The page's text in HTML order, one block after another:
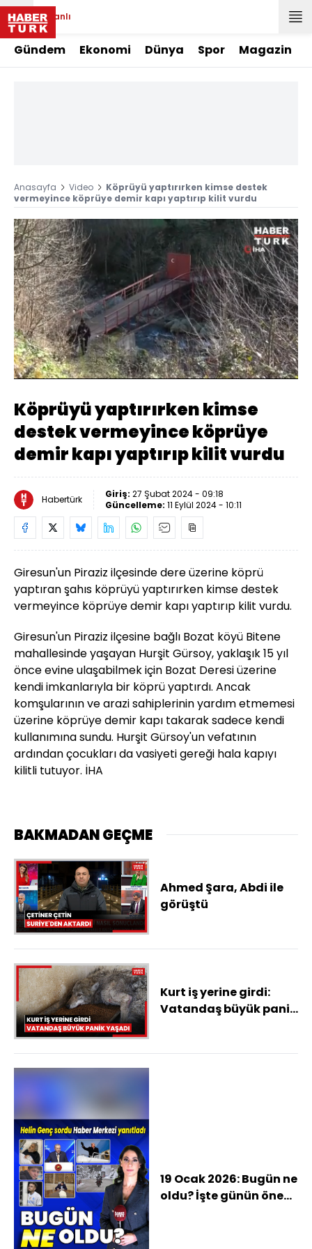
Canlı
Gündem Ekonomi Dünya Spor Magazin
Anasayfa Video
Köprüyü yaptırırken kimse destek
vermeyince köprüye demir kapı yaptırıp kilit vurdu
Sesi
Aç
Yüklendi:
19.41%
Oynatma
Hızı
Köprüyü yaptırırken kimse
destek vermeyince köprüye
demir kapı yaptırıp kilit vurdu
Habertürk Giriş: 27 Şubat 2024 - 09:18
Güncelleme: 11 Eylül 2024 - 10:11
Giresun'un Piraziz ilçesinde dere üzerine köprü
yaptıran şahıs köprüyü yaptırırken kimse destek
vermeyince köprüye demir kapı yaptırıp kilit vurdu.
Giresun'un Piraziz ilçesine bağlı Bozat köyü Bitene
mahallesinde yaşayan Hurşit Gürsoy, yaklaşık 15 yıl
önce evine ulaşabilmek için Bozat Deresi üzerine
kendi imkanlarıyla bir köprü yaptırdı. Ancak
komşularının ve arazi sahiplerinin yardım etmemesi
üzerine köprüye demir kapı takarak sadece kendi
kullanımına sundu. Hurşit Gürsoy'un vefatının
ardından çocukları da vasiyeti gereği hala kapıyı
kilitli tutuyor. İHA
BAKMADAN GEÇME
Ahmed Şara, Abdi ile
görüştü
Kurt iş yerine girdi:
Vatandaş büyük panik
19 Ocak 2026: Bugün ne
oldu? İşte günün öne